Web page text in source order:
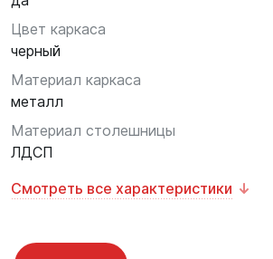
Цвет каркаса
черный
Материал каркаса
металл
Материал столешницы
ЛДСП
Смотреть все характеристики